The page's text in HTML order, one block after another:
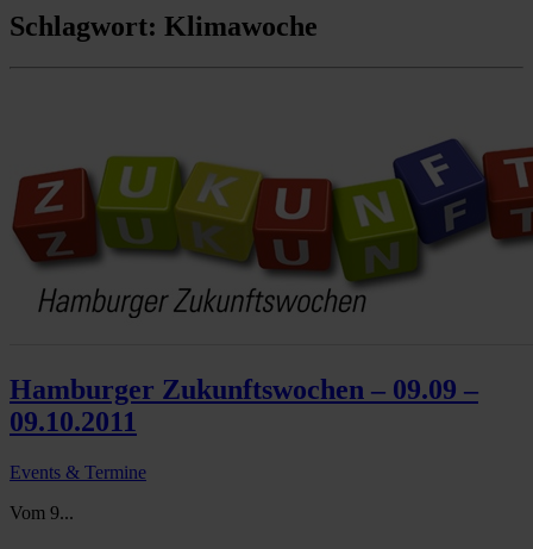
Schlagwort: Klimawoche
Hamburger Zukunftswochen – 09.09 –
09.10.2011
Events & Termine
Vom 9...